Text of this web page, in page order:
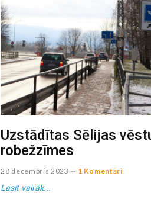
Uzstādītas Sēlijas
robežzīmes
28 decembris 2023 -- 1 Komentāri
Lasīt vairāk...